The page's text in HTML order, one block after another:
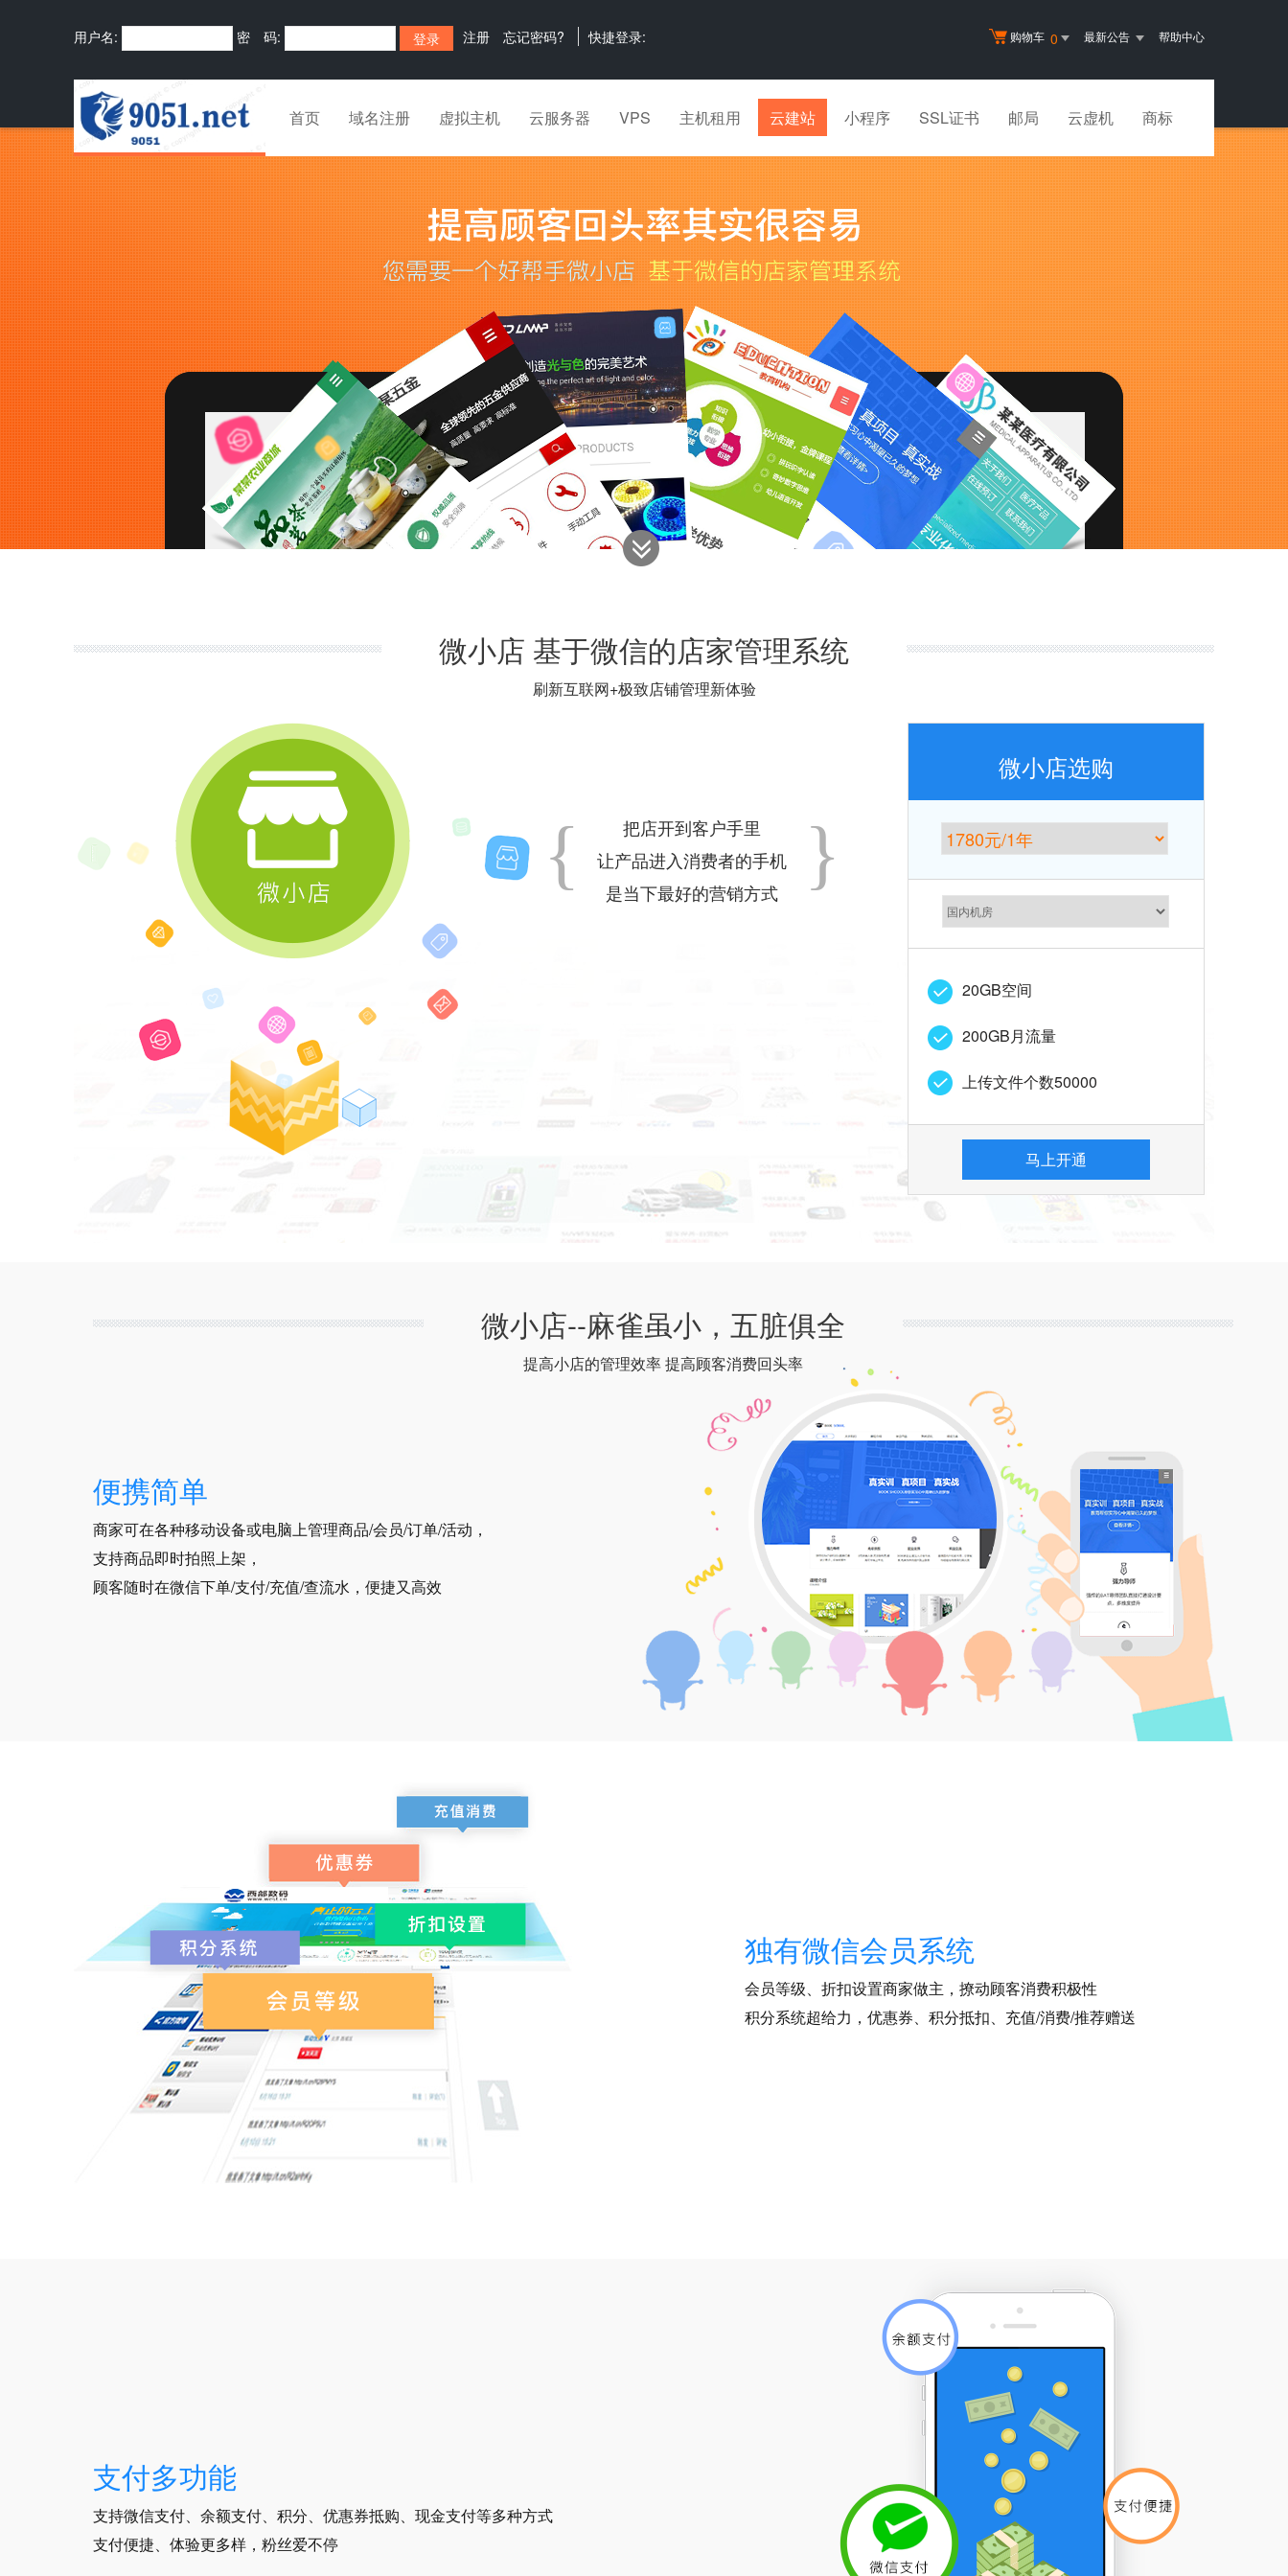
购物车 0 最新公告 帮助中心
用户名: 密 码: 注册 忘记密码? 快捷登录:
首页 域名注册 虚拟主机 云服务器 VPS 主机租用 云建站 小程序 SSL证书 邮局 云虚机 商标
微小店 基于微信的店家管理系统
刷新互联网+极致店铺管理新体验
微小店选购
20GB空间
200GB月流量
上传文件个数50000
马上开通
{ }
把店开到客户手里
让产品进入消费者的手机
是当下最好的营销方式
微小店--麻雀虽小，五脏俱全
提高小店的管理效率 提高顾客消费回头率
便携简单
商家可在各种移动设备或电脑上管理商品/会员/订单/活动，
支持商品即时拍照上架，
顾客随时在微信下单/支付/充值/查流水，便捷又高效
独有微信会员系统
会员等级、折扣设置商家做主，撩动顾客消费积极性
积分系统超给力，优惠券、积分抵扣、充值/消费/推荐赠送
支付多功能
支持微信支付、余额支付、积分、优惠券抵购、现金支付等多种方式
支付便捷、体验更多样，粉丝爱不停